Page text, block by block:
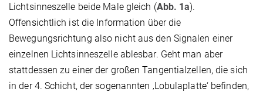
Lichtsinneszelle beide Male gleich (Abb. 1a).
Offensichtlich ist die Information über die
Bewegungsrichtung also nicht aus den Signalen einer
einzelnen Lichtsinneszelle ablesbar. Geht man aber
stattdessen zu einer der großen Tangentialzellen, die sich
in der 4. Schicht, der sogenannten ‚Lobulaplatte‘ befinden,